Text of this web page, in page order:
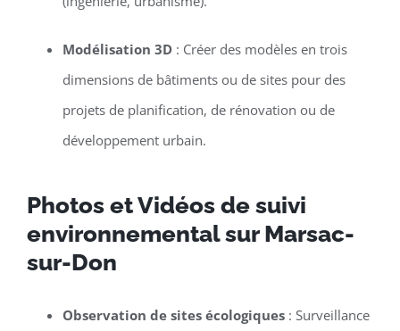
Modélisation 3D: Créer des modèles en trois
dimensions de bâtiments ou de sites pour des
projets de planification, de rénovation ou de
développement urbain.
Photos et Vidéos de suivi
environnemental sur Marsac-
sur-Don
Observation de sites écologiques: Surveillance